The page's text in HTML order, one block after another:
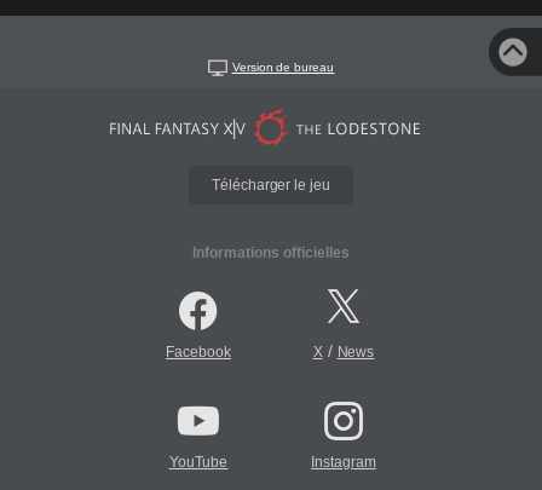
Version de bureau
Télécharger le jeu
Informations officielles
Facebook X/ News
YouTube Instagram